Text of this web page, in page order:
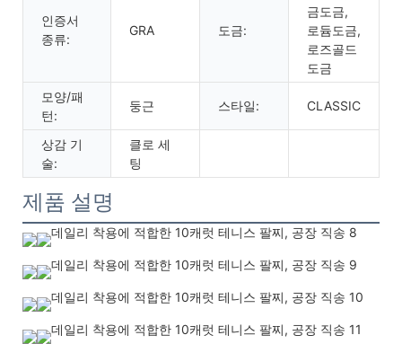
인증서
종류:
GRA 도금:
금도금,
로듐도금,
로즈골드
도금
모양/패
턴:
둥근 스타일: CLASSIC
상감 기
술:
클로 세
팅
제품 설명